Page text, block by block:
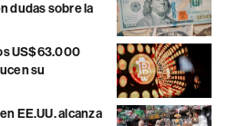
dudas sobre la
US$63.000
su
EE.UU. alcanza